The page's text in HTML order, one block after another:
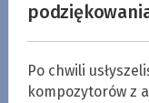
Po chwili
kompozytorów z